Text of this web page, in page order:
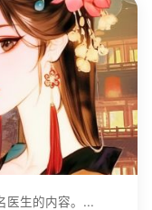
医生的内容。...